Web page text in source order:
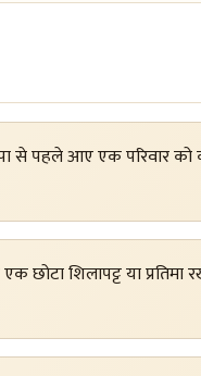
पहले आए एक परिवार को
शिलापट्ट या प्रतिमा